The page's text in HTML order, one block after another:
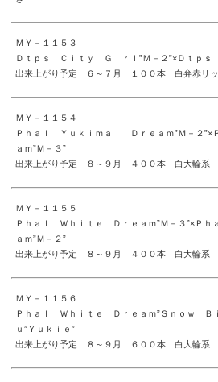
ＭＹ－１１５３
Ｄｔｐｓ Ｃｉｔｙ Ｇｉｒｌ”Ｍ－２”×Ｄｔｐ
出来上がり予定 ６～７月 １００本 白弁赤リ
ＭＹ－１１５４
Ｐｈａｌ Ｙｕｋｉｍａｉ Ｄｒｅａｍ”Ｍ－２
ａｍ”Ｍ－３”
出来上がり予定 ８～９月 ４００本 白大輪系
ＭＹ－１１５５
Ｐｈａｌ Ｗｈｉｔｅ Ｄｒｅａｍ”Ｍ－３”×Ｐ
ａｍ”Ｍ－２”
出来上がり予定 ８～９月 ４００本 白大輪系
ＭＹ－１１５６
Ｐｈａｌ Ｗｈｉｔｅ Ｄｒｅａｍ”Ｓｎｏｗ Ｂ
ｕ”Ｙｕｋｉｅ”
出来上がり予定 ８～９月 ６００本 白大輪系